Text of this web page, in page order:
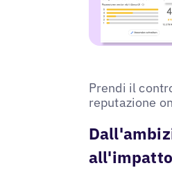
Prendi il
reputazione
all'impatto